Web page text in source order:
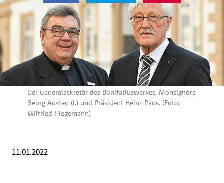
Der Generalsekretär des Bonifatiuswerkes, Monsignore
Georg Austen (l.) und Präsident Heinz Paus. (Foto:
Wilfried Hiegemann)
11.01.2022